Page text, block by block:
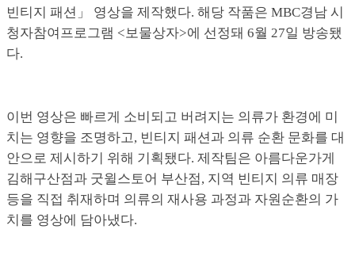
빈티지 패션」 영상을 제작했다. 해당 작품은 MBC경남 시
청자참여프로그램 <보물상자>에 선정돼 6월 27일 방송됐
다.
이번 영상은 빠르게 소비되고 버려지는 의류가 환경에 미
치는 영향을 조명하고, 빈티지 패션과 의류 순환 문화를 대
안으로 제시하기 위해 기획됐다. 제작팀은 아름다운가게
김해구산점과 굿윌스토어 부산점, 지역 빈티지 의류 매장
등을 직접 취재하며 의류의 재사용 과정과 자원순환의 가
치를 영상에 담아냈다.